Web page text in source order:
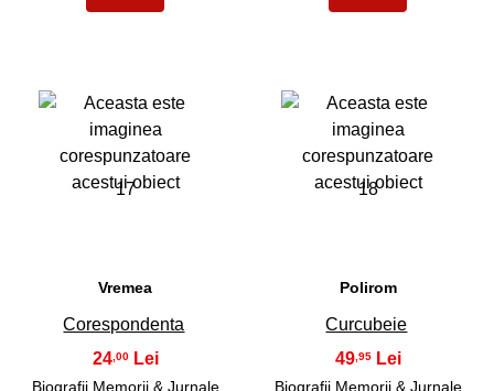
17
Vremea
Corespondenta
24 ,00
Biografii Memorii & Jurnale
18
Polirom
Curcubeie
49,95
Biografii Memorii & Jurnale